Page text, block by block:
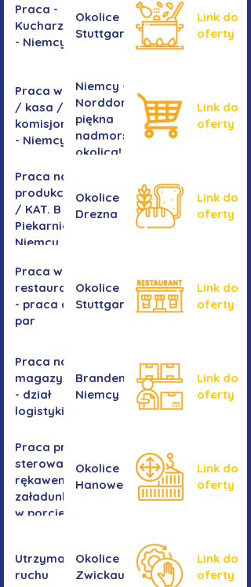
Praca -
Kucharz/kucharka
- Niemcy
Okolice
Stuttgartu
Link do
oferty
Praca w sklepie
/ kasa /
komisjonowanie
- Niemcy
Niemcy -
Norddorf -
piękna
nadmorska
okolica!
Link do
oferty
Praca na
produkcji
/ KAT. B -
Piekarnia
Niemcy
Okolice
Drezna
Link do
oferty
Praca w
restauracji
- praca dla
par
Okolice
Stuttgartu
Link do
oferty
Praca na
magazynie
- dział
logistyki
Brandenburgia,
Niemcy
Link do
oferty
Praca przy
sterowaniu
rękawem
załadunkowym
w porcie
Okolice
Hanower
Link do
oferty
Utrzymanie
ruchu
Okolice
Zwickau
Link do
oferty